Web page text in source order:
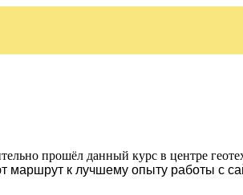
прошёл данный курс в центре
маршрут к лучшему опыту работы с